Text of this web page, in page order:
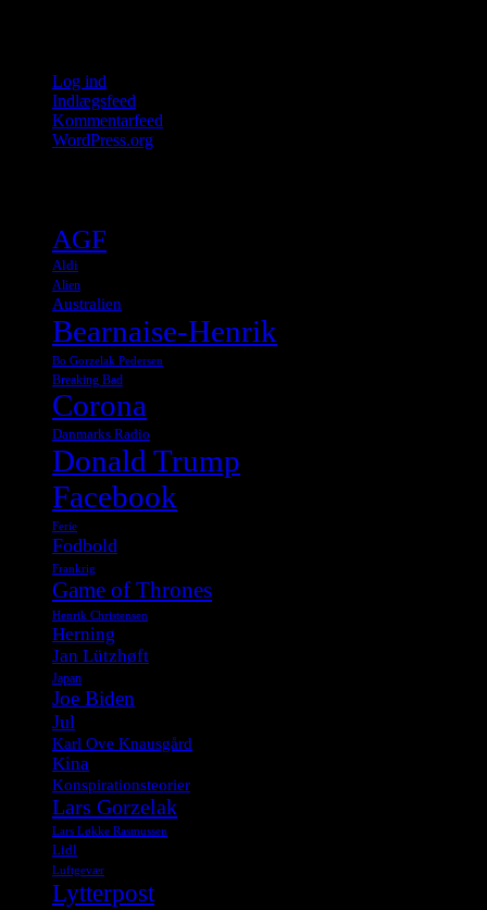
Log ind
Indlægsfeed
Kommentarfeed
WordPress.org
AGF
Aldi
Alien
Australien
Bearnaise-Henrik
Bo Gorzelak Pedersen
Breaking Bad
Corona
Danmarks Radio
Donald Trump
Facebook
Ferie
Fodbold
Frankrig
Game of Thrones
Henrik Christensen
Herning
Jan Lützhøft
Japan
Joe Biden
Jul
Karl Ove Knausgård
Kina
Konspirationsteorier
Lars Gorzelak
Lars Løkke Rasmussen
Lidl
Luftgevær
Lytterpost